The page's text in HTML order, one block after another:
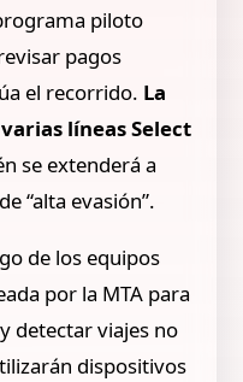
piloto
pagos
el recorrido. La
líneas Select
se extenderá a
“alta evasión”.
de los equipos
por la MTA para
detectar viajes no
dispositivos